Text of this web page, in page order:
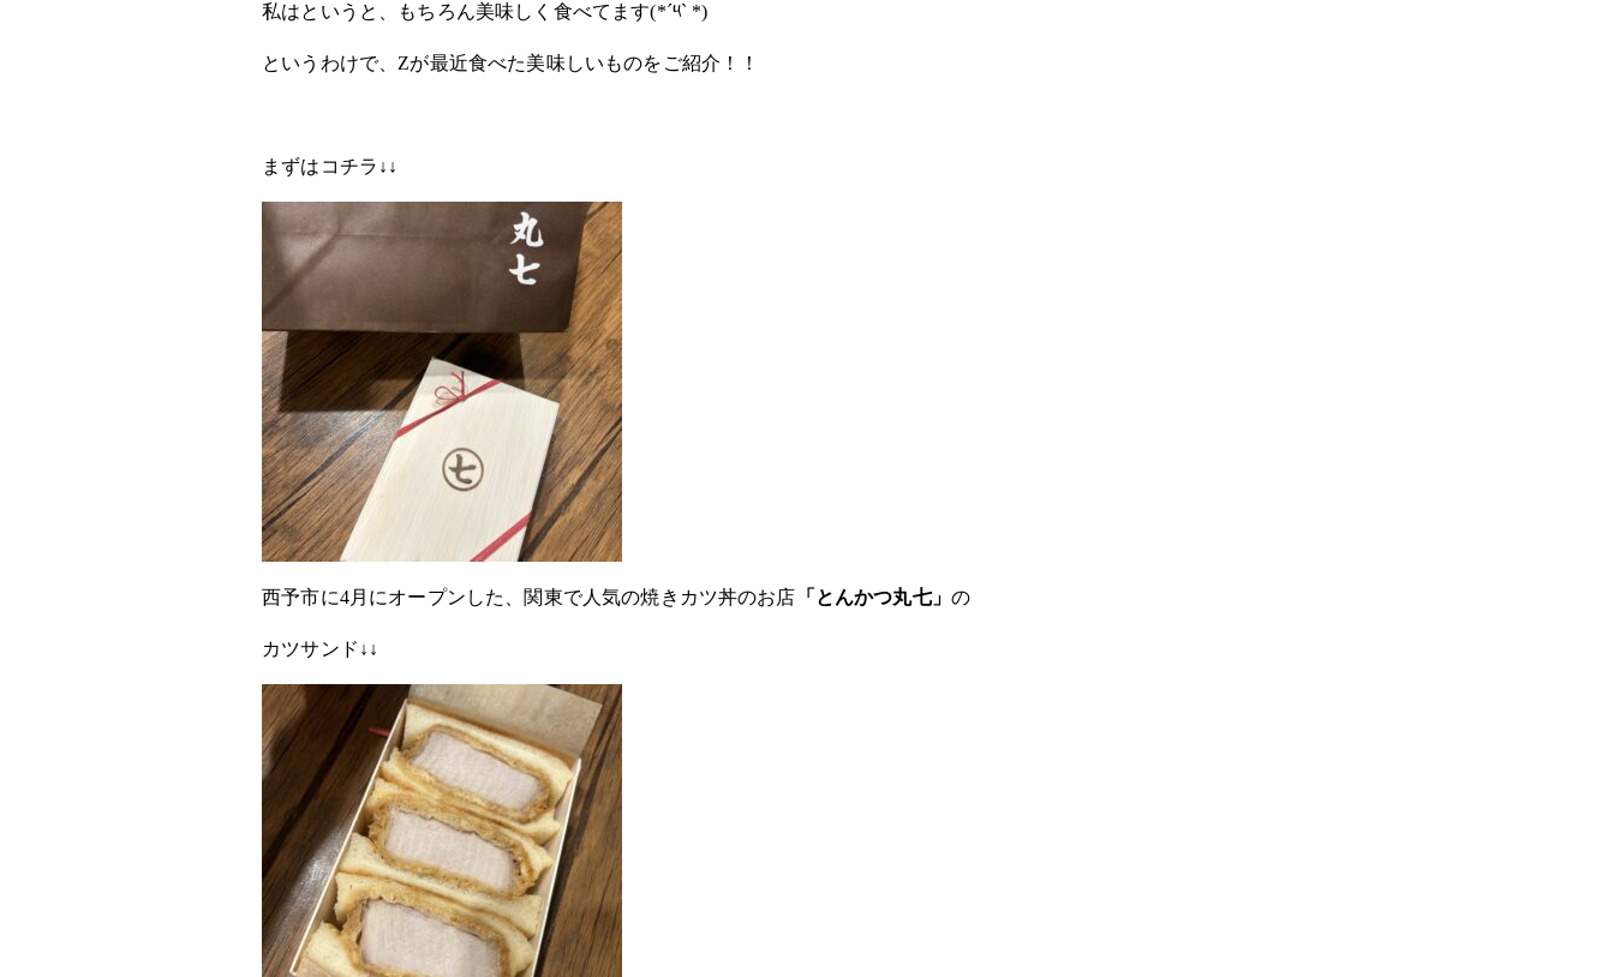
私はというと、もちろん美味しく食べてます(*´༥` *)
というわけで、Zが最近食べた美味しいものをご紹介！！
まずはコチラ↓↓
西予市に4月にオープンした、 関東で人気の焼きカツ丼のお店 「とんかつ丸七」 の
カツサンド↓↓